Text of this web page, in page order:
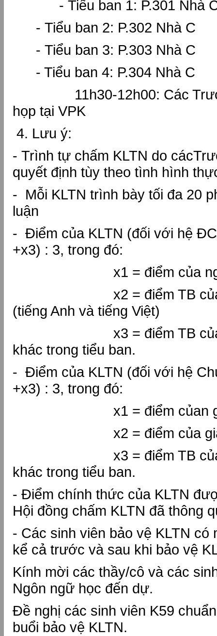
- Tiểu ban 1: P.301
- Tiểu ban 2: P.302 Nhà C
- Tiểu ban 3: P.303 Nhà C
- Tiểu ban 4: P.304 Nhà C
11h30-12h00: Các
họp tại VPK
4. Lưu ý:
- Trình tự chấm KLTN do
quyết định tùy theo tình hình
- Mỗi KLTN trình bày tối đa 20
luận
- Điểm của KLTN (đối với hệ
+x3) : 3, trong đó:
x1 = điểm của người
x2 = điểm TB của 2
(tiếng Anh và tiếng Việt)
x3 = điểm TB của
khác trong tiểu ban.
- Điểm của KLTN (đối với hệ
+x3) : 3, trong đó:
x1 = điểm củan gười
x2 = điểm của giáo
x3 = điểm TB của
khác trong tiểu ban.
- Điểm chính thức của KLTN
Hội đồng chấm KLTN đã
- Các sinh viên bảo vệ KLTN
kể cả trước và sau khi bảo vệ
Kính mời các thầy/cô và các
Ngôn ngữ học đến dự.
Đề nghị các sinh viên K59
buổi bảo vệ KLTN.